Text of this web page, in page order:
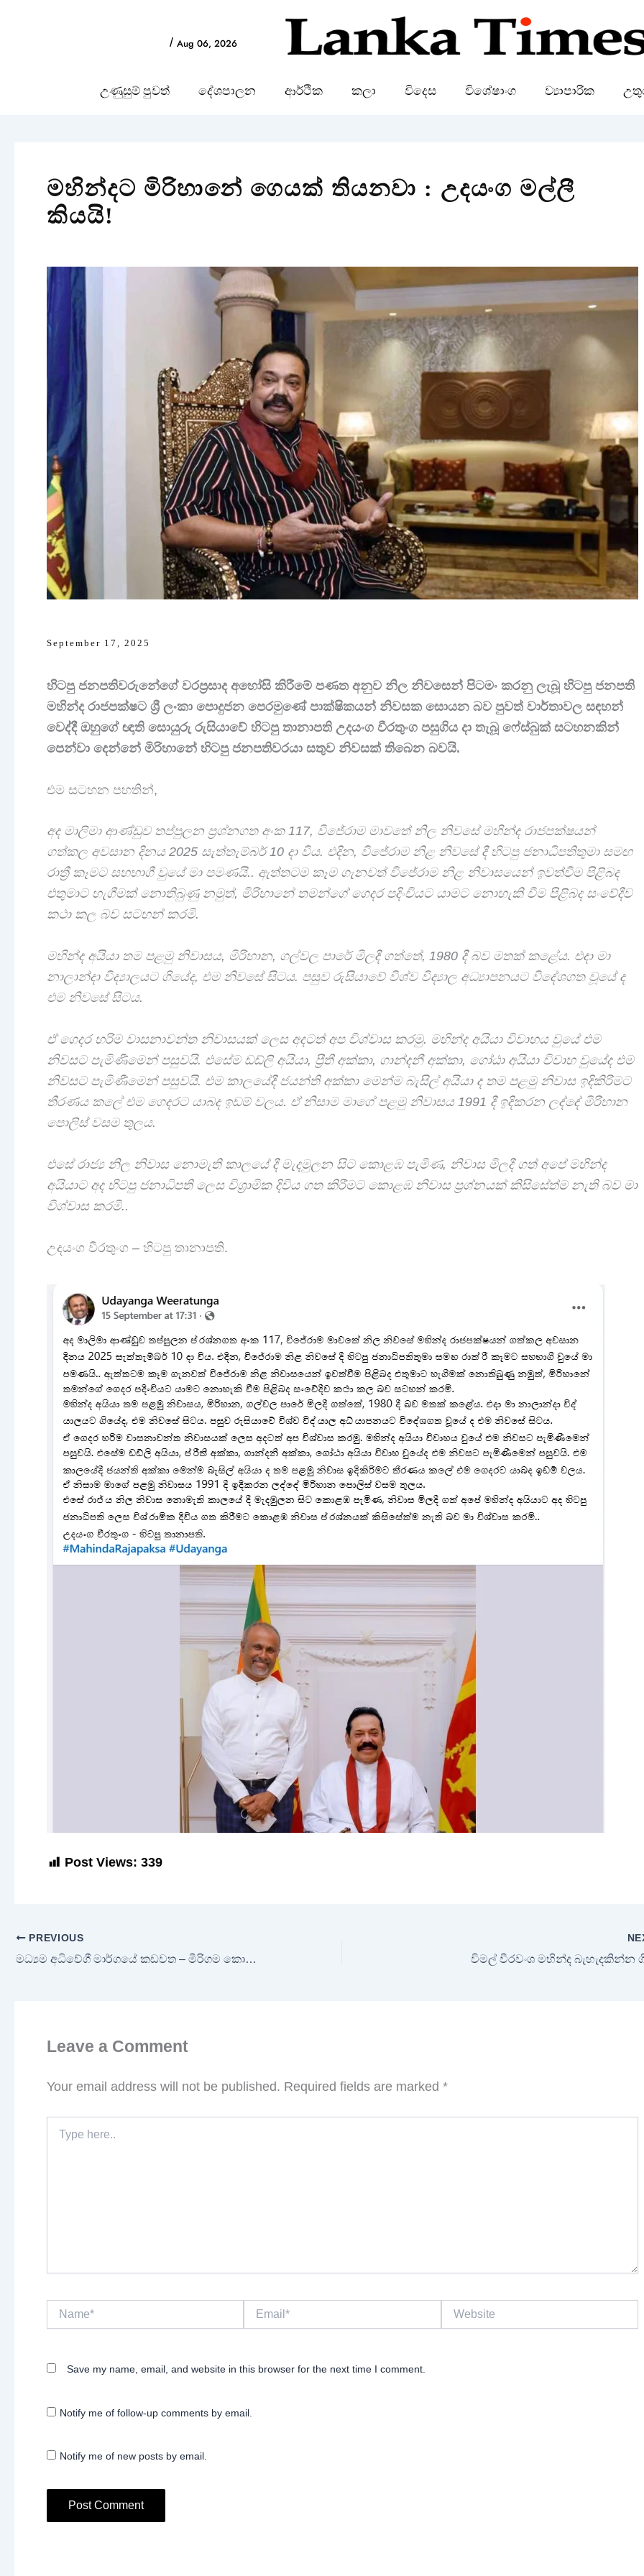
/ Aug 06, 2026
උණුසුම් පුවත් දේශපාලන ආර්ථික කලා විදෙස විශේෂාංග ව්‍යාපාරික
මහින්දට මිරිහානේ ගෙයක් තියනවා : උදයංග මල්ලී
කියයි!
September 17, 2025
හිටපු ජනපතිවරුනේගේ වරප්‍රසාද අහෝසි කිරීමේ පණත අනුව නිල නිවසෙන් පිටමං කරනු ලැබූ හිටපු ජනපති
මහින්ද රාජපක්ෂට ශ්‍රී ලංකා පොදුජන පෙරමුණේ පාක්ෂිකයන් නිවසක සොයන බව පුවත් වාර්තාවල සඳහන්
වෙද්දී ඔහුගේ ඥාති සොයුරු රුසියාවේ හිටපු තානාපති උදයංග වීරතුංග පසුගිය දා තැබූ ෆේස්බුක් සටහනකින්
පෙන්වා දෙන්නේ මිරිහානේ හිටපු ජනපතිවරයා සතුව නිවසක් තිබෙන බවයි.
එම සටහන පහතින්,
අද මාලිමා ආණ්ඩුව තප්පුලන ප්‍රශ්නගත අංක 117, විජේරාම මාවතේ නිල නිවසේ මහින්ද රාජපක්ෂයන්
ගත්කල අවසාන දිනය 2025 සැත්තැම්බර් 10 දා විය. එදින, විජේරාම නිළ නිවසේ දී හිටපු ජනාධිපතිතුමා සමඟ
රාත්‍රී කෑමට සහභාගී වුයේ මා පමණයි.. ඇත්තටම කෑම ගැනවත් විජේරාම නිළ නිවාසයෙන් ඉවත්වීම පිළිබද
එතුමාට හැගීමක් නොතිබුණු නමුත්, මිරිහානේ තමන්ගේ ගෙදර පදිංචියට යාමට නොහැකි වීම පිළිබද සංවේදීව
කථා කල බව සටහන් කරමි.
මහින්ද අයියා තම පළමු නිවාසය, මිරිහාන, ගල්වල පාරේ මිලදී ගත්තේ, 1980 දී බව මතක් කළේය. එදා මා
නාලාන්දා විද්‍යාලයට ගියේද, එම නිවසේ සිටය. පසුව රුසියාවේ විශ්ව විද්‍යාල අධ්‍යාපනයට විදේශගත වූයේ ද
එම නිවසේ සිටය.
ඒ ගෙදර හරිම වාසනාවන්ත නිවාසයක් ලෙස අදටත් අප විශ්වාස කරමු. මහින්ද අයියා විවාහය වුයේ එම
නිවසට පැමිණීමෙන් පසුවයි. එසේම ඩඩ්ලි අයියා, ප්‍රීතී අක්කා, ගාන්දනී අක්කා, ගෝඨා අයියා විවාහ වුයේද එම
නිවසට පැමිණීමෙන් පසුවයි. එම කාලයේදී ජයන්ති අක්කා මෙන්ම බැසිල් අයියා ද තම පළමු නිවාස‌ ඉදිකිරිමට
තීරණය කලේ එම ගෙදරට යාබද ඉඩම් වලය. ඒ නිසාම මාගේ පළමු නිවාසය 1991 දී ඉදිකරන ලද්දේ මිරිහාන
පොලිස් වසම තුලය.
එසේ රාජ්‍ය නිල නිවාස නොමැති කාලයේ දී මැදමුලන සිට කොළඹ පැමිණ, නිවාස මිලදී ගත් අපේ මහින්ද
අයියාට අද හිටපු ජනාධිපති ලෙස විශ්‍රාමික දිවිය ගත කිරීමට කොළඹ නිවාස ප්‍රශ්නයක් කිසිසේත්ම නැති බව මා
විශ්වාස කරමි..
උදයංග වීරතුංග – හිටපු තානාපති.
Post Views: 339
PREVIOUS
මධ්‍යම අධිවේගී මාර්ගයේ කඩවත – මීරිගම කොටසේ ඉදිකිරීම් යළි ඇරඹේ විමල් වීරවංශ මහින්ද බැහැදකින්න
Leave a Comment
Your email address will not be published. Required fields are marked *
here..
Save my name, email, and website in this browser for the next time I comment.
Notify me of follow-up comments by email.
Notify me of new posts by email.